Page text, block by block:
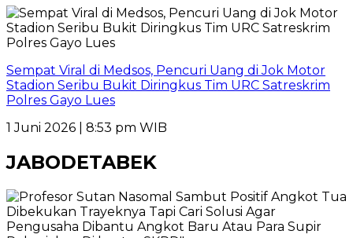
Sempat Viral di Medsos, Pencuri Uang di Jok Motor
Stadion Seribu Bukit Diringkus Tim URC Satreskrim
Polres Gayo Lues
1 Juni 2026 | 8:53 pm WIB
JABODETABEK